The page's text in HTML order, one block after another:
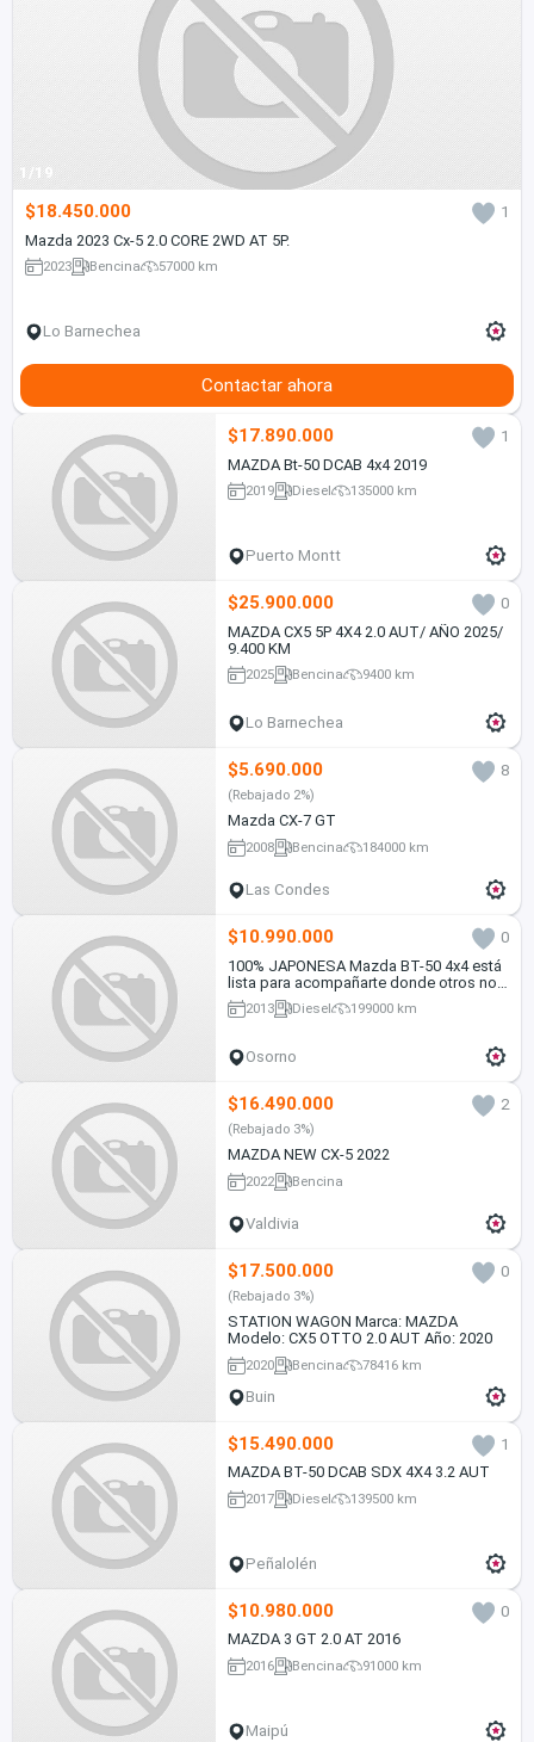
1/19
$18.450.000
1
Mazda 2023 Cx-5 2.0 CORE 2WD AT 5P.
2023 Bencina 57000 km
Lo Barnechea
Contactar ahora
$17.890.000
1
MAZDA Bt-50 DCAB 4x4 2019
2019 Diesel 135000 km
Puerto Montt
$25.900.000
0
MAZDA CX5 5P 4X4 2.0 AUT/ AÑO 2025/
9.400 KM
2025 Bencina 9400 km
Lo Barnechea
$5.690.000 8
(Rebajado 2%)
Mazda CX-7 GT
2008 Bencina 184000 km
Las Condes
$10.990.000
0
100% JAPONESA Mazda BT-50 4x4 está
lista para acompañarte donde otros no
llegan
2013 Diesel 199000 km
Osorno
$16.490.000 2
(Rebajado 3%)
MAZDA NEW CX-5 2022
2022 Bencina
Valdivia
$17.500.000 0
(Rebajado 3%)
STATION WAGON Marca: MAZDA
Modelo: CX5 OTTO 2.0 AUT Año: 2020
2020 Bencina 78416 km
Buin
$15.490.000
1
MAZDA BT-50 DCAB SDX 4X4 3.2 AUT
2017 Diesel 139500 km
Peñalolén
$10.980.000
0
MAZDA 3 GT 2.0 AT 2016
2016 Bencina 91000 km
Maipú